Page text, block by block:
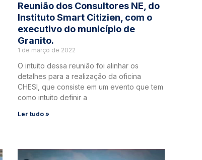
Reunião dos Consultores NE, do
Instituto Smart Citizien, com o
executivo do município de
Granito.
1 de março de 2022
O intuito dessa reunião foi alinhar os
detalhes para a realização da oficina
CHESI, que consiste em um evento que tem
como intuito definir a
Ler tudo »